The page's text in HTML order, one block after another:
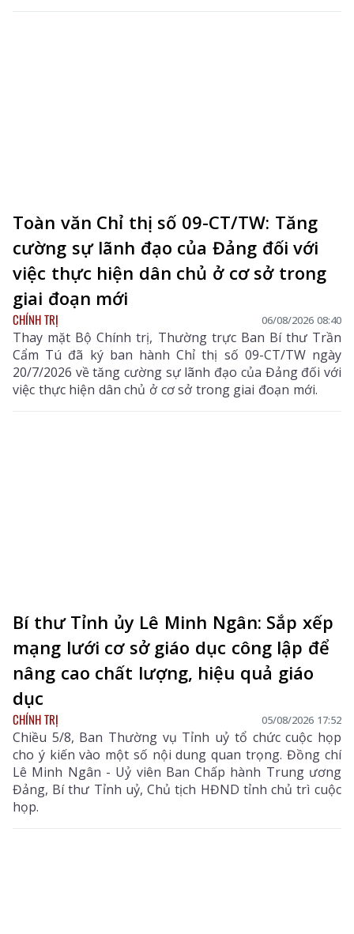
Toàn văn Chỉ thị số 09-CT/TW: Tăng
cường sự lãnh đạo của Đảng đối với
việc thực hiện dân chủ ở cơ sở trong
giai đoạn mới
CHÍNH TRỊ 06/08/2026 08:40
Thay mặt Bộ Chính trị, Thường trực Ban Bí thư Trần
Cẩm Tú đã ký ban hành Chỉ thị số 09-CT/TW ngày
20/7/2026 về tăng cường sự lãnh đạo của Đảng đối với
việc thực hiện dân chủ ở cơ sở trong giai đoạn mới.
Bí thư Tỉnh ủy Lê Minh Ngân: Sắp xếp
mạng lưới cơ sở giáo dục công lập để
nâng cao chất lượng, hiệu quả giáo
dục
CHÍNH TRỊ 05/08/2026 17:52
Chiều 5/8, Ban Thường vụ Tỉnh uỷ tổ chức cuộc họp
cho ý kiến vào một số nội dung quan trọng. Đồng chí
Lê Minh Ngân - Uỷ viên Ban Chấp hành Trung ương
Đảng, Bí thư Tỉnh uỷ, Chủ tịch HĐND tỉnh chủ trì cuộc
họp.